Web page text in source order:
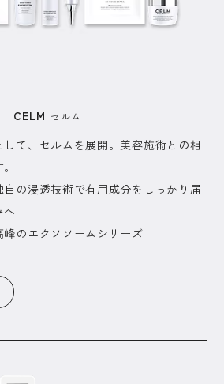
CELM セルム
て、セルムを展開。美容施術との相
の浸透技術で有用成分をしっかり届
へ
のエクソソームシリーズ